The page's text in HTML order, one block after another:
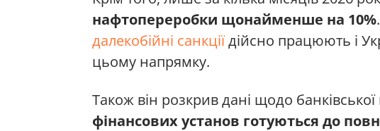
нафтопереробки щонайменше на 10%
далекобійні санкціїдійсно працюють і
цьому напрямку.
Також він розкрив дані щодо
фінансових установ готуються до